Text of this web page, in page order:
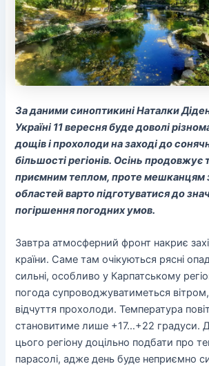
За даними синоптикині Наталки
Україні 11 вересня буде доволі
дощів і прохолоди на заході до
більшості регіонів. Осінь продовжує
приємним теплом, проте мешканцям
областей варто підготуватися до
погіршення погодних умов.
Завтра атмосферний фронт накриє
країни. Саме там очікуються рясні
сильні, особливо у Карпатському
погода супроводжуватиметься
відчуття прохолоди. Температура
становитиме лише +17…+22 градуси.
цього регіону доцільно подбати про
парасолі, адже день буде неприємно